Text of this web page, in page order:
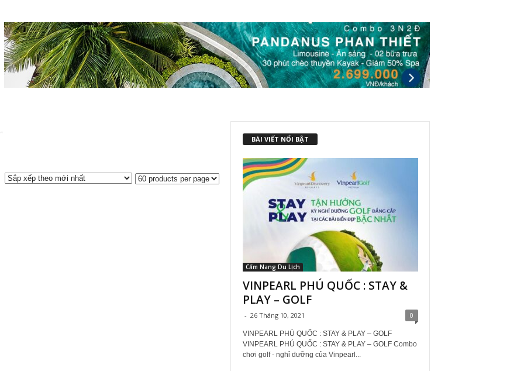
BÀI VIẾT NỔI BẬT
Cẩm Nang Du Lịch
VINPEARL PHÚ QUỐC : STAY &
PLAY – GOLF
- 26 Tháng 10, 2021 0
VINPEARL PHÚ QUỐC : STAY & PLAY – GOLF
VINPEARL PHÚ QUỐC : STAY & PLAY – GOLF Combo
chơi golf - nghỉ dưỡng của Vinpearl...